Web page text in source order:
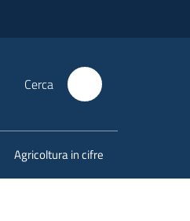
Cerca
Agricoltura in cifre